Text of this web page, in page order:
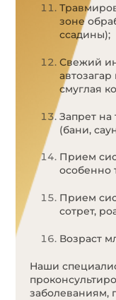
зоне
ссадины);
Свежий
смуглая
Запрет
(бани,
Прием
особенно
Прием
сотрет,
Возраст
Наши
заболеваниям,